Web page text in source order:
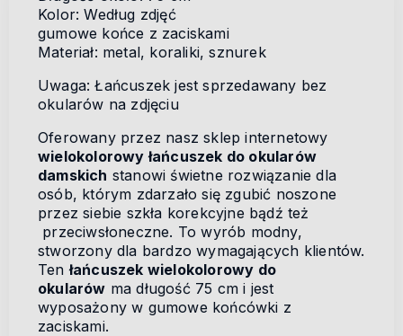
Kolor: Według zdjęć
gumowe końce z zaciskami
Materiał: metal, koraliki, sznurek
Uwaga: Łańcuszek jest sprzedawany bez
okularów na zdjęciu
Oferowany przez nasz sklep internetowy
wielokolorowy łańcuszek do okularów
damskich stanowi świetne rozwiązanie dla
osób, którym zdarzało się zgubić noszone
przez siebie szkła korekcyjne bądź też
przeciwsłoneczne. To wyrób modny,
stworzony dla bardzo wymagających klientów.
Tenłańcuszek wielokolorowy do
okularów ma długość 75 cm i jest
wyposażony w gumowe końcówki z
zaciskami.